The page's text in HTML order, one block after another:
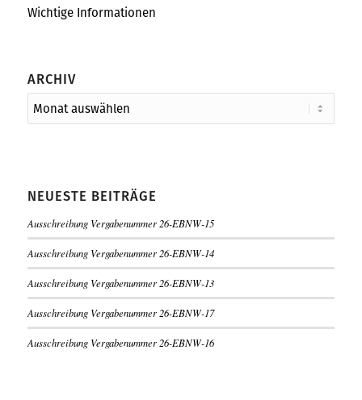
Wichtige Informationen
ARCHIV
NEUESTE BEITRÄGE
Ausschreibung Vergabenummer 26-EBNW-15
Ausschreibung Vergabenummer 26-EBNW-14
Ausschreibung Vergabenummer 26-EBNW-13
Ausschreibung Vergabenummer 26-EBNW-17
Ausschreibung Vergabenummer 26-EBNW-16